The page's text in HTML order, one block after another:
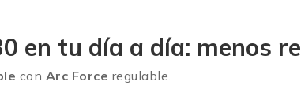
en tu día a día: menos
con Arc Force regulable.